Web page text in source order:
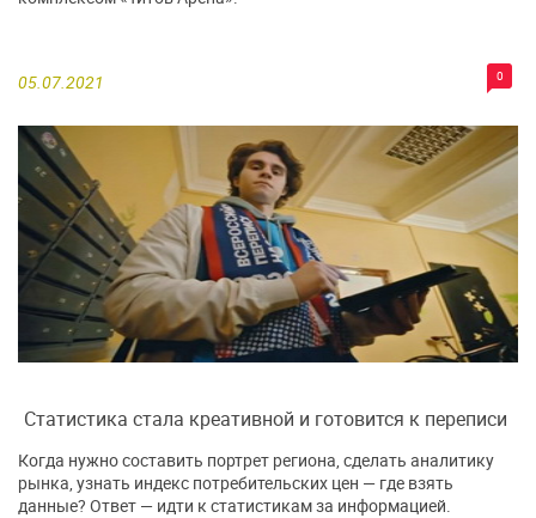
05.07.2021 0
Статистика стала креативной и готовится к переписи
Когда нужно составить портрет региона, сделать аналитику
рынка, узнать индекс потребительских цен — где взять
данные? Ответ — идти к статистикам за информацией.